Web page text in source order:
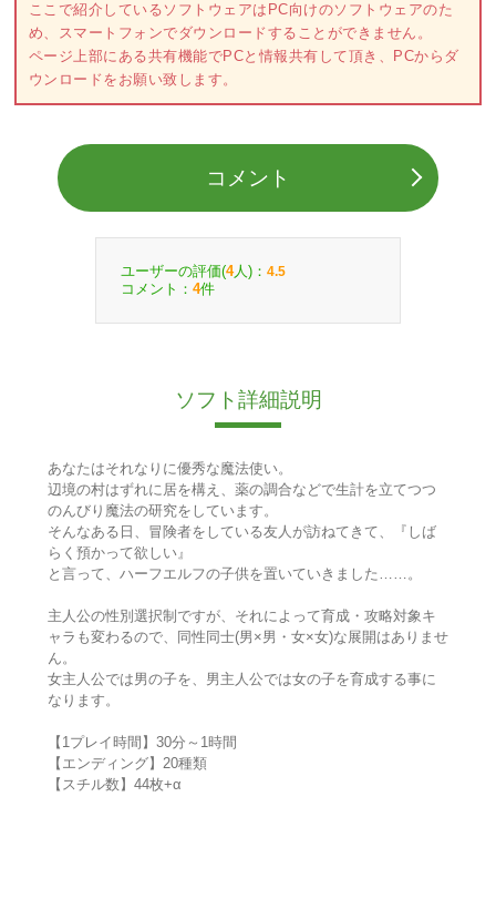
ここで紹介しているソフトウェアはPC向けのソフトウェアのた
め、スマートフォンでダウンロードすることができません。
ページ上部にある共有機能でPCと情報共有して頂き、PCからダ
ウンロードをお願い致します。
コメント
ユーザーの評価(4人)： 4.5
コメント： 4件
ソフト詳細説明
あなたはそれなりに優秀な魔法使い。
辺境の村はずれに居を構え、薬の調合などで生計を立てつつ
のんびり魔法の研究をしています。
そんなある日、冒険者をしている友人が訪ねてきて、『しば
らく預かって欲しい』
と言って、ハーフエルフの子供を置いていきました……。
主人公の性別選択制ですが、それによって育成・攻略対象キ
ャラも変わるので、同性同士(男×男・女×女)な展開はありませ
ん。
女主人公では男の子を、男主人公では女の子を育成する事に
なります。
【1プレイ時間】30分～1時間
【エンディング】20種類
【スチル数】44枚+α